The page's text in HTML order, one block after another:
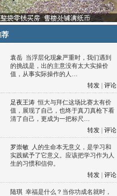
荐
袁岳 当浮层化现象严重时，我们遇到
的挑战是，出的主意没有太大实操价
值，从事实际操作的人…
转发
评论
足夜王涛 恒大与拜仁这场比赛太有价
值，展现了自己，也终于真刀真枪下看
清了自己，更成为一把标尺…
转发
评论
罗崇敏 人的生命本无意义，是学习和
实践赋予了它意义。应该把学习作为人
生的习惯和信仰。
转发
评论
陆琪 幸福是什么？当你功成名就时，